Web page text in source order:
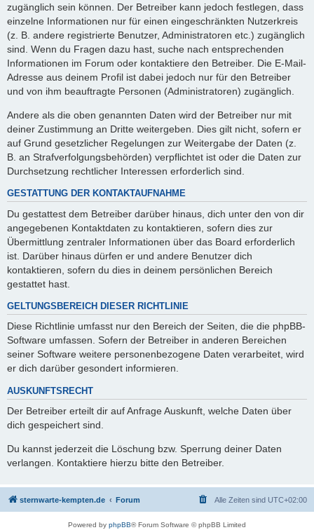
zugänglich sein können. Der Betreiber kann jedoch festlegen, dass
einzelne Informationen nur für einen eingeschränkten Nutzerkreis
(z. B. andere registrierte Benutzer, Administratoren etc.) zugänglich
sind. Wenn du Fragen dazu hast, suche nach entsprechenden
Informationen im Forum oder kontaktiere den Betreiber. Die E-Mail-
Adresse aus deinem Profil ist dabei jedoch nur für den Betreiber
und von ihm beauftragte Personen (Administratoren) zugänglich.
Andere als die oben genannten Daten wird der Betreiber nur mit
deiner Zustimmung an Dritte weitergeben. Dies gilt nicht, sofern er
auf Grund gesetzlicher Regelungen zur Weitergabe der Daten (z.
B. an Strafverfolgungsbehörden) verpflichtet ist oder die Daten zur
Durchsetzung rechtlicher Interessen erforderlich sind.
GESTATTUNG DER KONTAKTAUFNAHME
Du gestattest dem Betreiber darüber hinaus, dich unter den von dir
angegebenen Kontaktdaten zu kontaktieren, sofern dies zur
Übermittlung zentraler Informationen über das Board erforderlich
ist. Darüber hinaus dürfen er und andere Benutzer dich
kontaktieren, sofern du dies in deinem persönlichen Bereich
gestattet hast.
GELTUNGSBEREICH DIESER RICHTLINIE
Diese Richtlinie umfasst nur den Bereich der Seiten, die die phpBB-
Software umfassen. Sofern der Betreiber in anderen Bereichen
seiner Software weitere personenbezogene Daten verarbeitet, wird
er dich darüber gesondert informieren.
AUSKUNFTSRECHT
Der Betreiber erteilt dir auf Anfrage Auskunft, welche Daten über
dich gespeichert sind.
Du kannst jederzeit die Löschung bzw. Sperrung deiner Daten
verlangen. Kontaktiere hierzu bitte den Betreiber.
sternwarte-kempten.de Forum Alle Zeiten sind UTC+02:00
Powered by phpBB® Forum Software © phpBB Limited